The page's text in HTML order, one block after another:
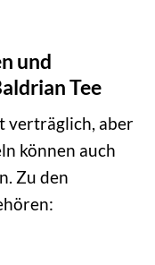
und
Tee
verträglich, aber
können auch
Zu den